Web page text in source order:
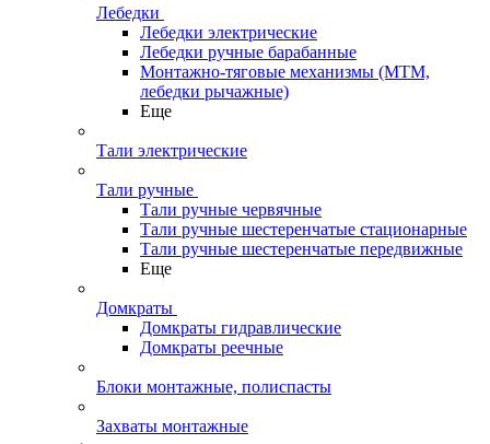
Лебедки
Лебедки электрические
Лебедки ручные барабанные
Монтажно-тяговые механизмы (МТМ,
лебедки рычажные)
Еще
Тали электрические
Тали ручные
Тали ручные червячные
Тали ручные шестеренчатые стационарные
Тали ручные шестеренчатые передвижные
Еще
Домкраты
Домкраты гидравлические
Домкраты реечные
Блоки монтажные, полиспасты
Захваты монтажные